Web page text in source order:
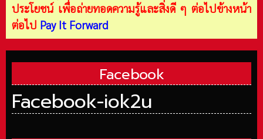
ประโยชน์ เพื่อถ่ายทอดความรู้และสิ่งดี ๆ ต่อไปข้างหน้า
ต่อไป Pay It Forward
Facebook
Facebook-iok2u